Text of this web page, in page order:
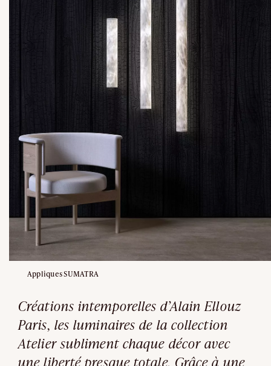
Appliques SUMATRA
Créations intemporelles d’Alain Ellouz
Paris, les luminaires de la collection
Atelier subliment chaque décor avec
une liberté presque totale. Grâce à une